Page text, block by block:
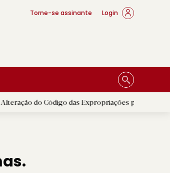
Torne-se assinante Login
das Expropriações pode ajudar construção